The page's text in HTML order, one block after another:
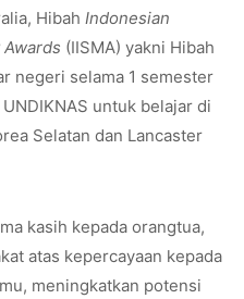
Hibah Indonesian
(IISMA) yakni Hibah
negeri selama 1 semester
untuk belajar di
Selatan dan Lancaster
kasih kepada orangtua,
atas kepercayaan kepada
meningkatkan potensi